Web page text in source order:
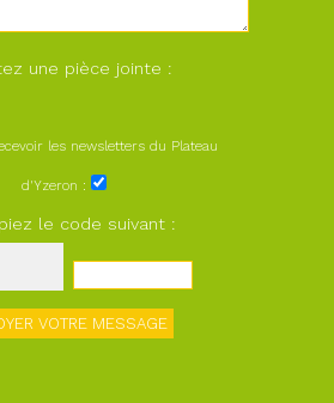
une pièce jointe :
les newsletters du Plateau
d'Yzeron :
le code suivant :